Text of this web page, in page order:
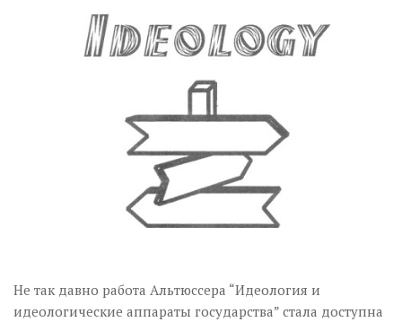
Візуальне
Не так давно работа Альтюссера “Идеология и
идеологические аппараты государства” стала доступна